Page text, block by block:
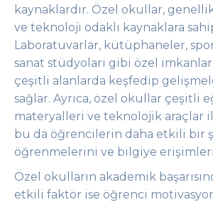
kaynaklardır. Özel okullar,
ve teknoloji odaklı kaynaklara
Laboratuvarlar, kütüphaneler,
sanat stüdyoları gibi özel
çeşitli alanlarda keşfedip
sağlar. Ayrıca, özel okullar çeşitli
materyalleri ve teknolojik araçlar
bu da öğrencilerin daha etkili bir
öğrenmelerini ve bilgiye
Özel okulların akademik
etkili faktör ise öğrenci